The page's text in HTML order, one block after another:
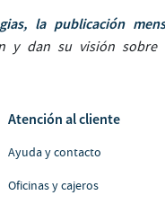
la publicación
y dan su visión sobre
Atención al cliente
Ayuda y contacto
Oficinas y cajeros